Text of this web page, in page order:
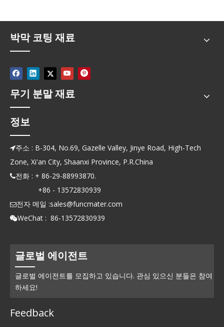
박막 코팅 재료
무기 분말 재료
정보
주소 : B-304, No.69, Gazelle Valley, Jinye Road, High-Tech
Zone, Xi'an City, Shaanxi Province, P.R.China
전화 : + 86-29-88993870.
+86 - 13572830939
전자 메일 :sales@funcmater.com
WeChat : 86-13572830939
글로벌 에이전트
글로벌 에이전트를 모집하고 있습니다. 관심 있으신 분들은 참여
하세요!
Feedback